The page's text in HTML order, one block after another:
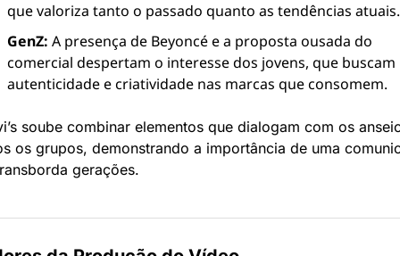
que valoriza tanto o passado quanto as tendências atuais.
GenZ: A presença de Beyoncé e a proposta ousada do
comercial despertam o interesse dos jovens, que buscam
autenticidade e criatividade nas marcas que consomem.
soube combinar elementos que dialogam com os
os grupos, demonstrando a importância de uma
gerações.